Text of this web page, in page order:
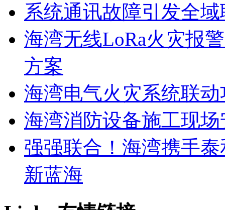
系统通讯故障引发全
海湾无线LoRa火灾报
方案
海湾电气火灾系统联
海湾消防设备施工现
强强联合！海湾携手
新蓝海